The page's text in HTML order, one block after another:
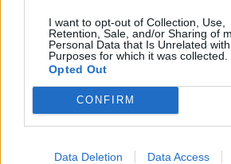
I want to opt-out of Collection, Use,
Retention, Sale, and/or Sharing of
Personal Data that Is Unrelated
Purposes for which it was collected.
Opted Out
CONFIRM
Data Deletion Data Access